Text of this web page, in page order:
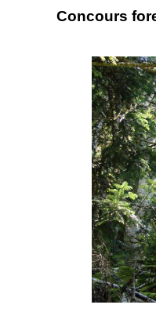
Concours